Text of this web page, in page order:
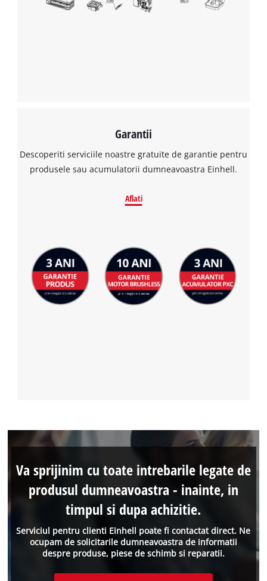
Garantii
Descoperiti serviciile noastre gratuite de garantie pentru
produsele sau acumulatorii dumneavoastra Einhell.
Aflati
Serviciul pentru clienti Einhell poate fi contactat direct. Ne
ocupam de solicitarile dumneavoastra de informatii
despre produse, piese de schimb si reparatii.
Va sprijinim cu toate intrebarile legate de
produsul dumneavoastra - inainte, in
timpul si dupa achizitie.